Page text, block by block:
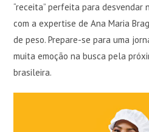
“receita” perfeita para desvendar
com a expertise de Ana Maria
de peso. Prepare-se para uma
muita emoção na busca pela
brasileira.